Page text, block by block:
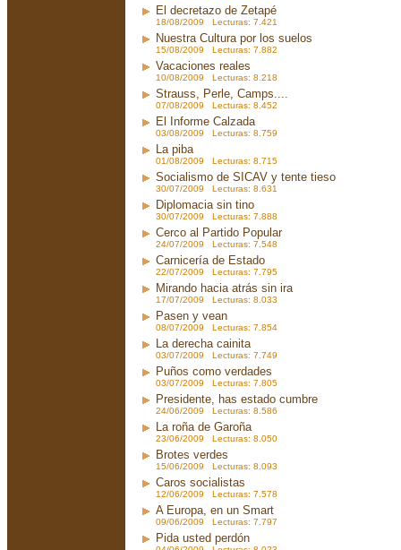
El decretazo de Zetapé
18/08/2009 Lecturas: 7.421
Nuestra Cultura por los suelos
15/08/2009 Lecturas: 7.882
Vacaciones reales
10/08/2009 Lecturas: 8.218
Strauss, Perle, Camps....
07/08/2009 Lecturas: 8.452
El Informe Calzada
03/08/2009 Lecturas: 8.759
La piba
01/08/2009 Lecturas: 8.715
Socialismo de SICAV y tente tieso
30/07/2009 Lecturas: 8.631
Diplomacia sin tino
30/07/2009 Lecturas: 7.888
Cerco al Partido Popular
24/07/2009 Lecturas: 7.548
Carnicería de Estado
22/07/2009 Lecturas: 7.795
Mirando hacia atrás sin ira
17/07/2009 Lecturas: 8.033
Pasen y vean
08/07/2009 Lecturas: 7.854
La derecha cainita
03/07/2009 Lecturas: 7.749
Puños como verdades
03/07/2009 Lecturas: 7.805
Presidente, has estado cumbre
24/06/2009 Lecturas: 8.586
La roña de Garoña
23/06/2009 Lecturas: 8.050
Brotes verdes
15/06/2009 Lecturas: 8.093
Caros socialistas
12/06/2009 Lecturas: 7.578
A Europa, en un Smart
09/06/2009 Lecturas: 7.797
Pida usted perdón